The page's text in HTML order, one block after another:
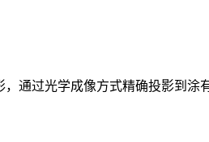
通过光学成像方式精确投影到涂